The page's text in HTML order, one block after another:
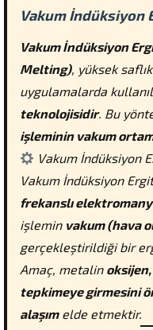
Vakum İndüksiyon
Vakum İndüksiyon
Melting), yüksek
uygulamalarda
teknolojisidir. Bu
işleminin vakum
Vakum İndüksiyon
Vakum İndüksiyon
frekanslı
işlemin vakum (hava
gerçekleştirildiği bir
Amaç, metalin
tepkimeye girmesini
alaşımelde etmektir.